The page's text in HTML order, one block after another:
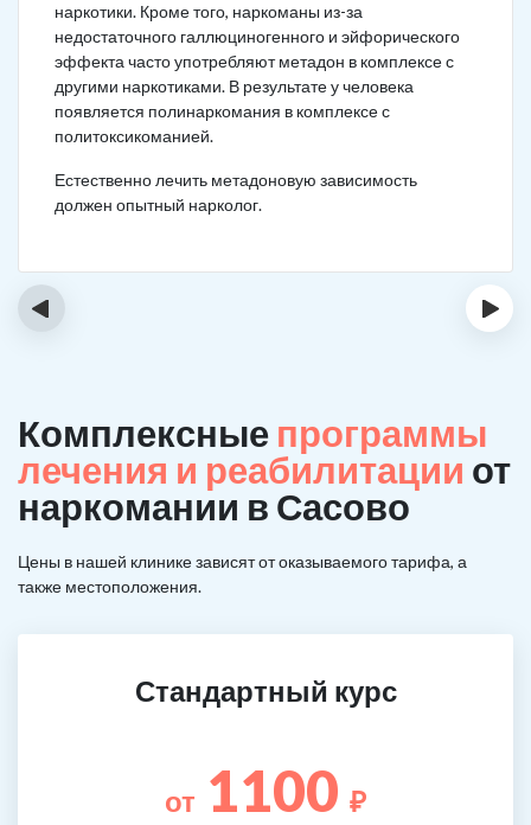
наркотики. Кроме того, наркоманы из-за
недостаточного галлюциногенного и эйфорического
эффекта часто употребляют метадон в комплексе с
другими наркотиками. В результате у человека
появляется полинаркомания в комплексе с
политоксикоманией.
Естественно лечить метадоновую зависимость
должен опытный нарколог.
‹ ›
Комплексные программы
лечения и реабилитации от
наркомании в Сасово
Цены в нашей клинике зависят от оказываемого тарифа, а
также местоположения.
Стандартный курс
от 1100 ₽